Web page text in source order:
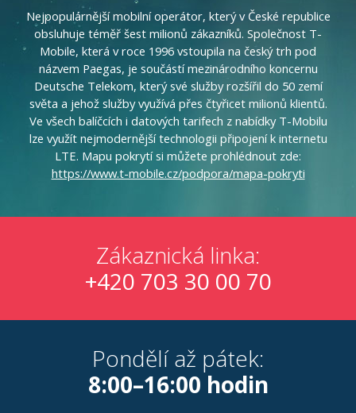
Nejpopulárnější mobilní operátor, který v České republice
obsluhuje téměř šest milionů zákazníků. Společnost T-
Mobile, která v roce 1996 vstoupila na český trh pod
názvem Paegas, je součástí mezinárodního koncernu
Deutsche Telekom, který své služby rozšířil do 50 zemí
světa a jehož služby využívá přes čtyřicet milionů klientů.
Ve všech balíčcích i datových tarifech z nabídky T-Mobilu
lze využít nejmodernější technologii připojení k internetu
LTE. Mapu pokrytí si můžete prohlédnout zde:
https://www.t-mobile.cz/podpora/mapa-pokryti
Zákaznická linka:
+420 703 30 00 70
Pondělí až pátek:
8:00–16:00 hodin